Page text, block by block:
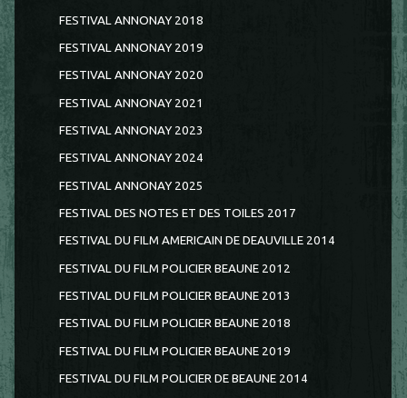
FESTIVAL ANNONAY 2018
FESTIVAL ANNONAY 2019
FESTIVAL ANNONAY 2020
FESTIVAL ANNONAY 2021
FESTIVAL ANNONAY 2023
FESTIVAL ANNONAY 2024
FESTIVAL ANNONAY 2025
FESTIVAL DES NOTES ET DES TOILES 2017
FESTIVAL DU FILM AMERICAIN DE DEAUVILLE 2014
FESTIVAL DU FILM POLICIER BEAUNE 2012
FESTIVAL DU FILM POLICIER BEAUNE 2013
FESTIVAL DU FILM POLICIER BEAUNE 2018
FESTIVAL DU FILM POLICIER BEAUNE 2019
FESTIVAL DU FILM POLICIER DE BEAUNE 2014